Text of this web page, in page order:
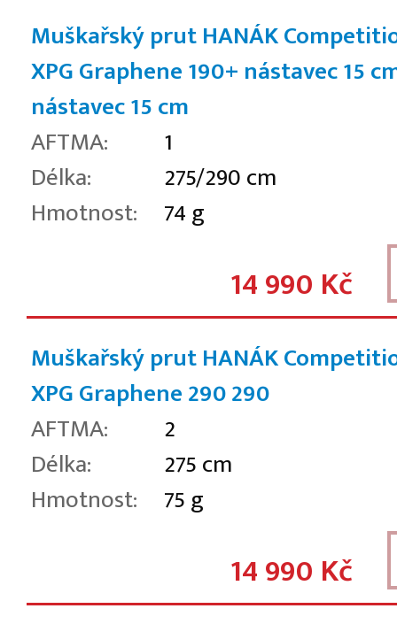
Muškařský prut HANÁK
XPG Graphene 190+ nástavec 15
nástavec 15 cm
AFTMA:
1
Délka:
275/290 cm
Hmotnost:
74 g
14 990 Kč
Muškařský prut HANÁK
XPG Graphene 290290
AFTMA:
2
Délka:
275 cm
Hmotnost:
75 g
14 990 Kč